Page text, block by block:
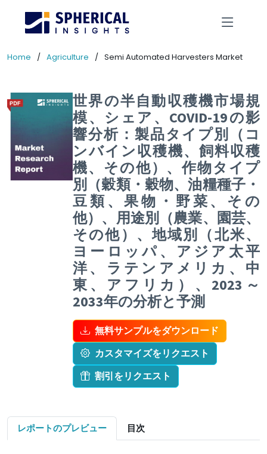
Home Agriculture Semi Automated Harvesters Market
世界の半自動収穫機市場規
模、シェア、COVID-19の影
響分析：製品タイプ別（コ
ンバイン収穫機、飼料収穫
機、その他）、作物タイプ
別（穀類・穀物、油糧種子・
豆類、果物・野菜、その
他）、用途別（農業、園芸、
その他）、地域別（北米、
ヨーロッパ、アジア太平
洋、ラテンアメリカ、中
東、アフリカ）、2023～
2033年の分析と予測
無料サンプルをダウンロード
カスタマイズをリクエスト
割引をリクエスト
レポートのプレビュー 目次